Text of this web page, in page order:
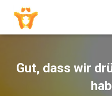
Gut, dass wir